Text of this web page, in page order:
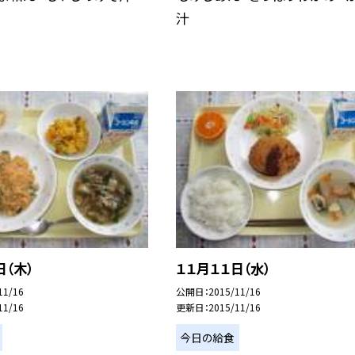
汁
木）
16
16
１１月１１日（水）
公開日 2015/11/16
更新日 2015/11/16
今日の給食